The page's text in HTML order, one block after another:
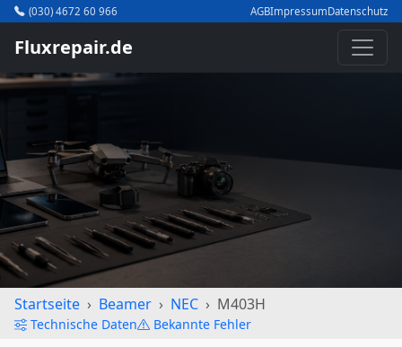
(030) 4672 60 966 AGBImpressumDatenschutz
Fluxrepair.de
Startseite Beamer NEC M403H
Technische Daten Bekannte Fehler